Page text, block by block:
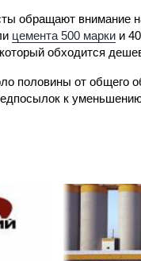
обращают внимание
цемента 500 марки и
обходится
половины от общего
к